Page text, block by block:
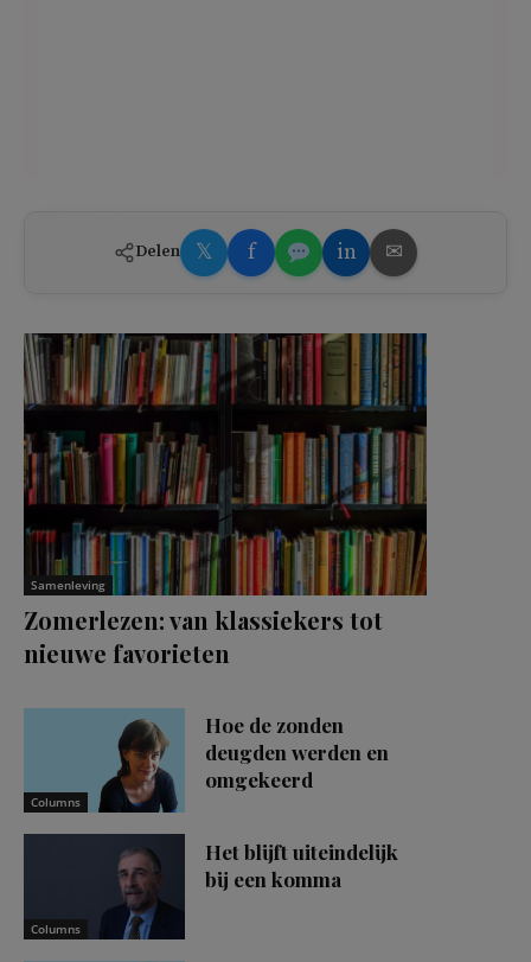
Delen 𝕏 f in ✉
Samenleving
Zomerlezen: van klassiekers tot
nieuwe favorieten
Columns
Hoe de zonden
deugden werden en
omgekeerd
Columns
Het blijft uiteindelijk
bij een komma